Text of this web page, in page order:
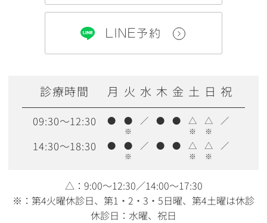
LINE予約
診療時間 月 火 水 木 金 土 日 祝
09:30～12:30 ● ●
※
／ ● ● △
※
△
※
／
14:30～18:30 ● ●
※
／ ● ● △
※
△
※
／
△：9:00〜12:30／14:00〜17:30
※：第4火曜休診日、第1・2・3・5日曜、第4土曜は休診
休診日：水曜、祝日